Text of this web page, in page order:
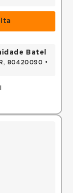
Batel
80420090 •